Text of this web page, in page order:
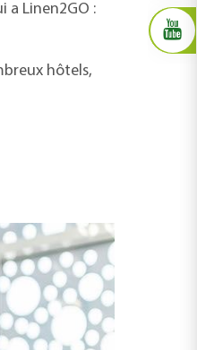
a Linen2GO :
hôtels,